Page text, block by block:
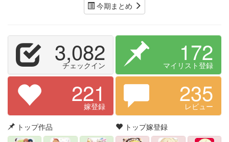
今期まとめ
3,082
チェックイン 172
マイリスト登録
221
嫁登録 235
レビュー
トップ作品
トップ嫁登録